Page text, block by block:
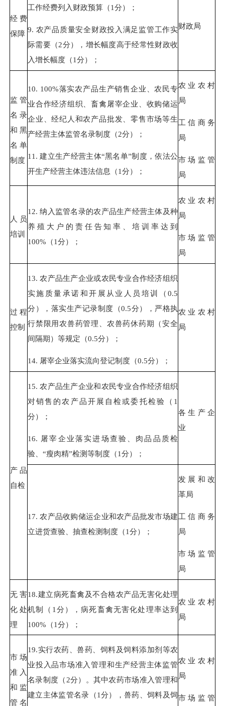
经费
保障
工作经费列入财政预算（1分）；
9. 农产品质量安全财政投入满足监管工作实
际需要（2分），增长幅度高于经常性财政收
入增长幅度（1分）；
财政局
监管
名录
和黑
名单
制度
10. 100%落实农产品生产销售企业、农民专
业合作经济组织、畜禽屠宰企业、收购储运
企业、经纪人和农产品批发、零售市场等生
产经营主体监管名录制度（2分）；
11.建立生产经营主体“黑名单”制度，依法公
开生产经营主体违法信息（1分）；
农业农村
局
工信商务
局
市场监管
局
人员
培训
12.纳入监管名录的农产品生产经营主体及种
养殖大户的责任告知率、培训率达到
100% （1分）；
农业农村
局
市场监管
局
过程
控制
13.农产品生产企业或农民专业合作经济组织
实施质量承诺和开展从业人员培训（ 0.5
分），落实生产记录制度（0.5分），严格执
行禁限用农兽药管理、农兽药休药期（安全
间隔期）等规定（0.5分）；
14. 屠宰企业落实流向登记制度（0.5分）；
农业农村
局
产品
自检
15.农产品生产企业和农民专业合作经济组织
对销售的农产品开展自检或委托检验（ 1
分）；
16. 屠宰企业落实进场查验、肉品品质检
验、 “瘦肉精”检测等制度（1分）；
各生产企
业
17.农产品收购储运企业和农产品批发市场建
立进货查验、抽查检测制度（1分）；
发展和改
革局
工信商务
局
市场监管
局
无害
化处
理
18.建立病死畜禽及不合格农产品无害化处理
机制（ 1 分），病死畜禽无害化处理率达到
100% （1分）；
农业农村
局
市场
准入
和监
管名
19.实行农药、兽药、饲料及饲料添加剂等农
业投入品市场准入管理和生产经营主体监管
名录制度（ 2分）。其中农药市场准入管理和
建立主体监管名录（1分），兽药、饲料及饲
农业农村
局
市场监管